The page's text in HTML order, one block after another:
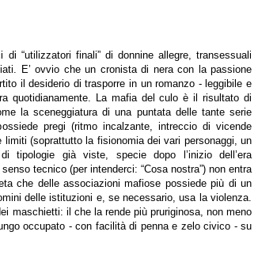
“utilizzatori finali” di donnine allegre, transessuali
E’ ovvio che un cronista di nera con la passione
il desiderio di trasporre in un romanzo - leggibile e
quotidianamente. La mafia del culo è il risultato di
la sceneggiatura di una puntata delle tante serie
pregi (ritmo incalzante, intreccio di vicende
(soprattutto la fisionomia dei vari personaggi, un
tipologie già viste, specie dopo l’inizio dell’era
tecnico (per intenderci: “Cosa nostra”) non entra
che delle associazioni mafiose possiede più di un
delle istituzioni e, se necessario, usa la violenza.
maschietti: il che la rende più pruriginosa, non meno
occupato - con facilità di penna e zelo civico - su